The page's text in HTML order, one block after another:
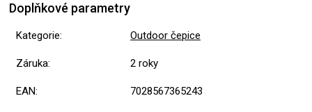
Doplňkové parametry
Kategorie: Outdoor čepice
Záruka: 2 roky
EAN: 7028567365243